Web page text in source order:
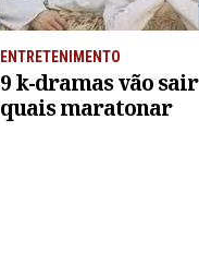
ENTRETENIMENTO
9 k-dramas vão
quais maratonar